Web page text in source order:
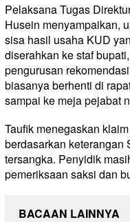
Pelaksana Tugas
Husein menyampaikan,
sisa hasil usaha KUD
diserahkan ke staf
pengurusan
biasanya berhenti di
sampai ke meja pejabat
Taufik menegaskan
berdasarkan keterangan
tersangka. Penyidik
pemeriksaan saksi dan
BACAAN LAINNYA